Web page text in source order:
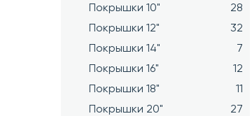
Покрышки 10"
28
Покрышки 12"
32
Покрышки 14"
7
Покрышки 16"
12
Покрышки 18"
11
Покрышки 20"
27